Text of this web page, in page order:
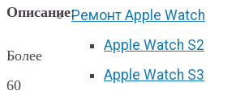
Ремонт Apple Watch
Apple Watch S2
Apple Watch S3
Описание:
Более
60